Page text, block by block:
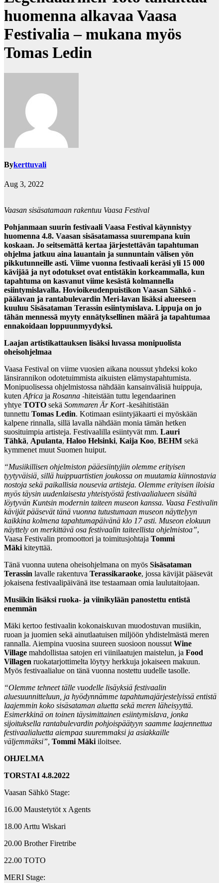
huomenna alkavaa Vaasa
Festivalia – mukana myös
Tomas Ledin
Bykerttuvali
Aug 3, 2022
Vaasan sisäsatamaan rakentuu Vaasa Festival
Pohjanmaan suurin festivaali Vaasa Festival käynnistyy
huomenna 4.8. Vaasan sisäsatamassa suurempana kuin
koskaan. Jo seitsemättä kertaa järjestettävän tapahtuman
ohjelma jatkuu aina lauantain ja sunnuntain välisen yön
pikkutunneille asti. Viime vuonna festivaali keräsi yli 15 000
kävijää ja nyt odotukset ovat entistäkin korkeammalla, kun
tapahtuma on kasvanut viime kesästä kolmannella
esiintymislavalla. Hovioikeudenpuistikon Vaasan Sähkö -
päälavan ja rantabulevardin Meri-lavan lisäksi alueeseen
kuuluu Sisäsataman Terassin esiintymislava. Lippuja on jo
tähän mennessä myyty ennätyksellinen määrä ja tapahtumaa
ennakoidaan loppuunmyydyksi.
Laajan artistikattauksen lisäksi luvassa monipuolista
oheisohjelmaa
Vaasa Festival on viime vuosien aikana noussut yhdeksi koko
länsirannikon odotetuimmista aikuisten elämystapahtumista.
Monipuolisessa ohjelmistossa nähdään kansainvälisiä huippuja,
kutenAfrica ja Rosanna -hiteistään tuttu legendaarinen
yhtye TOTO sekä Sommaren Är Kort-kesähitistään
tunnettu Tomas Ledin. Kotimaan esiintyjäkaarti ei myöskään
kalpene rinnalla, sillä lavalla nähdään monia tämän hetken
suosituimpia artisteja. Festivaalilla esiintyvät mm. Lauri
Tähkä, Apulanta, Haloo Helsinki, Kaija Koo, BEHM sekä
kymmenet muut Suomen huiput.
“Musiikillisen ohjelmiston pääesiintyjiin olemme erityisen
tyytyväisiä, sillä huippuartistien joukossa on muutamia kiinnostavia
nostoja sekä paikallisia nousevia artisteja. Olemme erityisen iloisia
myös täysin uudenlaisesta yhteistyöstä festivaalialueen sisältä
löytyvän Kuntsin modernin taiteen museon kanssa. Vaasa Festivalin
kävijät pääsevät tänä vuonna tutustumaan museon näyttelyyn
kaikkina kolmena tapahtumapäivänä klo 17 asti. Museon elokuun
näyttely on merkittävä osa festivaalin taiteellista ohjelmistoa”,
Vaasa Festivalin promoottori ja toimitusjohtaja Tommi
Mäkikiteyttää.
Tänä vuonna uutena oheisohjelmana on myös Sisäsataman
Terassin lavalle rakentuva Terassikaraoke, jossa kävijät pääsevät
jokaisena festivaalipäivänä itse testaamaan omia laulutaitojaan.
Musiikin lisäksi ruoka- ja viinikylään panostettu entistä
enemmän
Mäki kertoo festivaalin kokonaiskuvan muodostuvan musiikin,
ruoan ja juomien sekä ainutlaatuisen miljöön yhdistelmästä meren
rannalla. Aiempina vuosina suureen suosioon noussutWine
Village mahdollistaa satojen eri viinilaatujen maistelun, ja Food
Villagen ruokatarjottimelta löytyy herkkuja jokaiseen makuun.
Myös festivaalialue on tänä vuonna nostettu uudelle tasolle.
“Olemme tehneet tälle vuodelle lisäyksiä festivaalin
aluesuunnitteluun, ja hyödynnämme tapahtumajärjestelyissä entistä
laajemmin koko sisäsataman aluetta sekä meren läheisyyttä.
Esimerkkinä on toinen täysimittainen esiintymislava, jonka
sijoituksella rantabulevardin pohjoispäätyyn saamme laajennettua
festivaalialuetta aiempaa suuremmaksi ja asiakkaille
väljemmäksi”, Tommi Mäkiiloitsee.
OHJELMA
TORSTAI 4.8.2022
Vaasan Sähkö Stage:
16.00 Maustetytöt x Agents
18.00 Arttu Wiskari
20.00 Brother Firetribe
22.00 TOTO
MERI Stage: